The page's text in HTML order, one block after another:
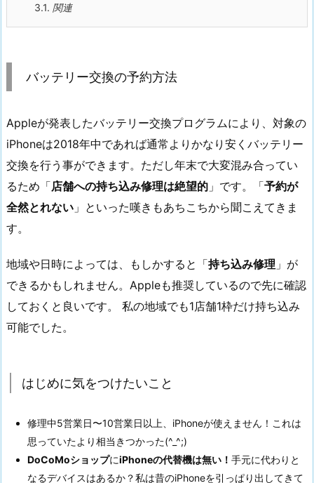
3.1. 関連
バッテリー交換の予約方法
Appleが発表したバッテリー交換プログラムにより、対象の
iPhoneは2018年中であれば通常よりかなり安くバッテリー
交換を行う事ができます。ただし年末で大変混み合ってい
るため「店舗への持ち込み修理は絶望的 」です。「予約が
全然とれない 」といった嘆きもあちこちから聞こえてきま
す。
地域や日時によっては、もしかすると「持ち込み修理 」が
できるかもしれません。Appleも推奨しているので先に確認
しておくと良いです。 私の地域でも1店舗1枠だけ持ち込み
可能でした。
はじめに気をつけたいこと
修理中5営業日〜10営業日以上、iPhoneが使えません！これは
思っていたより相当きつかった(^_^;)
DoCoMoショップにiPhoneの代替機は無い！ 手元に代わりと
なるデバイスはあるか？私は昔のiPhoneを引っぱり出してきて